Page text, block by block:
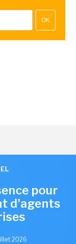
OK
pour
d'agents
2026